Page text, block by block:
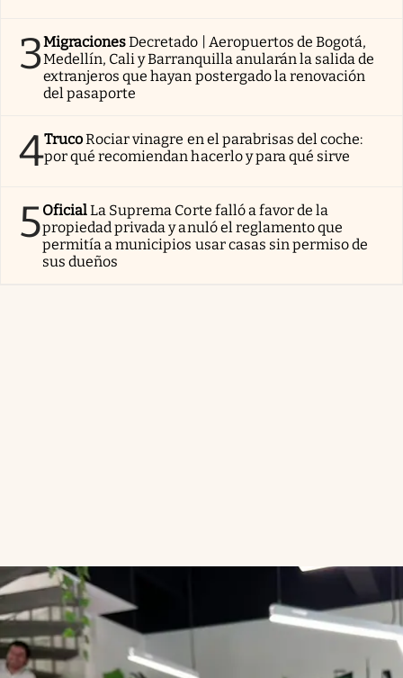
3MigracionesDecretado | Aeropuertos de Bogotá,
Medellín, Cali y Barranquilla anularán la salida de
extranjeros que hayan postergado la renovación
del pasaporte
4TrucoRociar vinagre en el parabrisas del coche:
por qué recomiendan hacerlo y para qué sirve
5OficialLa Suprema Corte falló a favor de la
propiedad privada y anuló el reglamento que
permitía a municipios usar casas sin permiso de
sus dueños